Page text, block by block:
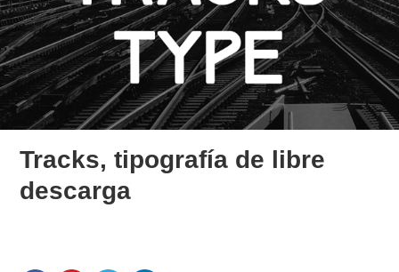
Tracks, tipografía de libre
descarga